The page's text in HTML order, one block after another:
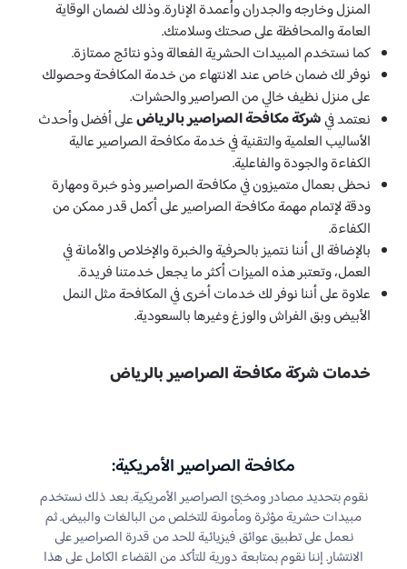
المنزل وخارجه والجدران وأعمدة الإنارة. وذلك لضمان الوقاية
العامة والمحافظة على صحتك وسلامتك.
كما نستخدم المبيدات الحشرية الفعالة وذو نتائج ممتازة.
نوفر لك ضمان خاص عند الانتهاء من خدمة المكافحة وحصولك
على منزل نظيف خالي من الصراصير والحشرات.
نعتمد فيشركة مكافحة الصراصير بالرياضعلى أفضل وأحدث
الأساليب العلمية والتقنية في خدمة مكافحة الصراصير عالية
الكفاءة والجودة والفاعلية.
نحظى بعمال متميزون في مكافحة الصراصير وذو خبرة ومهارة
ودقة لإتمام مهمة مكافحة الصراصير على أكمل قدر ممكن من
الكفاءة.
بالإضافة الى أننا نتميز بالحرفية والخبرة والإخلاص والأمانة في
العمل، وتعتبر هذه الميزات أكثر ما يجعل خدمتنا فريدة.
علاوة على أننا نوفر لك خدمات أخرى في المكافحة مثل النمل
الأبيض وبق الفراش والوزغ وغيرها بالسعودية.
خدمات شركة مكافحة الصراصير بالرياض
مكافحة الصراصير الأمريكية:
نقوم بتحديد مصادر ومخبئ الصراصير الأمريكية. بعد ذلك نستخدم
مبيدات حشرية مؤثرة ومأمونة للتخلص من البالغات والبيض. ثم
نعمل على تطبيق عوائق فيزيائية للحد من قدرة الصراصير على
الانتشار. إننا نقوم بمتابعة دورية للتأكد من القضاء الكامل على هذا